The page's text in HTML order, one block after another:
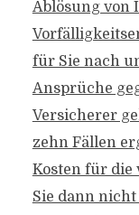
Ablösung von
für Sie nach
Ansprüche
Versicherer
zehn Fällen
Kosten für die
Sie dann